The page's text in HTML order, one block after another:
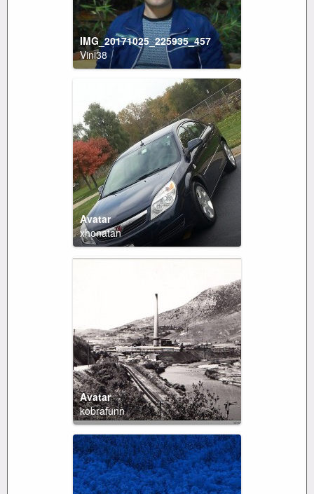
IMG_20171025_225935_457
Vini38
Avatar
xhonatan
Avatar
kobrafunn